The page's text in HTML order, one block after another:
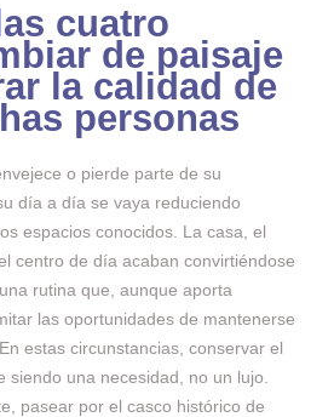
cuatro
de paisaje
la calidad de
personas
o pierde parte de su
día a día se vaya reduciendo
espacios conocidos. La casa, el
centro de día acaban convirtiéndose
rutina que, aunque aporta
las oportunidades de mantenerse
estas circunstancias, conservar el
una necesidad, no un lujo.
pasear por el casco histórico de